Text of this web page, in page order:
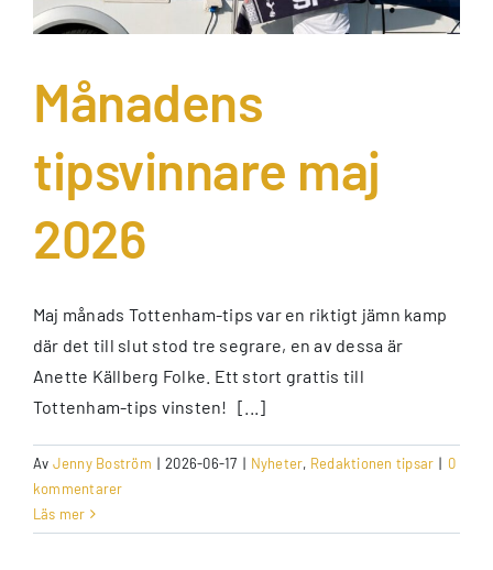
Månadens
tipsvinnare maj
2026
Maj månads Tottenham-tips var en riktigt jämn kamp
där det till slut stod tre segrare, en av dessa är
Anette Källberg Folke. Ett stort grattis till
Tottenham-tips vinsten! [...]
Av Jenny Boström | 2026-06-17 | Nyheter, Redaktionen tipsar | 0
kommentarer
Läs mer